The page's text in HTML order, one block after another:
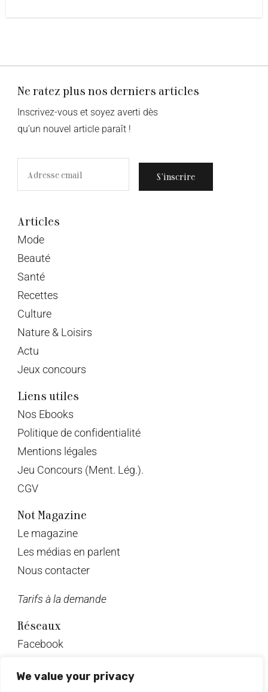
We value your privacy
Ne ratez plus nos derniers articles
Inscrivez-vous et soyez averti dès
qu’un nouvel article paraît !
S’inscrire
Articles
Mode
Beauté
Santé
Recettes
Culture
Nature & Loisirs
Actu
Jeux concours
Liens utiles
Nos Ebooks
Politique de confidentialité
Mentions légales
Jeu Concours (Ment. Lég.).
CGV
Not Magazine
Le magazine
Les médias en parlent
Nous contacter
Tarifs à la demande
Réseaux
Facebook
Instagram